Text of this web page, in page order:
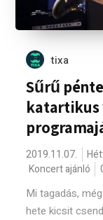
tixa
Sűrű
katartikus
2019.11.07.
Koncert ajánló
Mi tagadás,
hete kicsit